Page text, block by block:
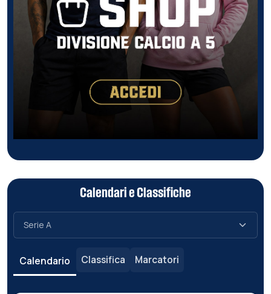
Calendari e Classifiche
Calendario Classifica Marcatori